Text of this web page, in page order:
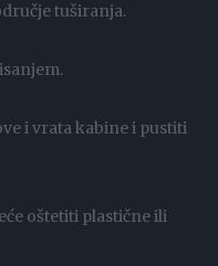
tuširanja.
i vrata kabine i pustiti
oštetiti plastične ili